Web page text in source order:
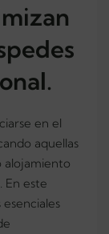
en el
aquellas
alojamiento
En este